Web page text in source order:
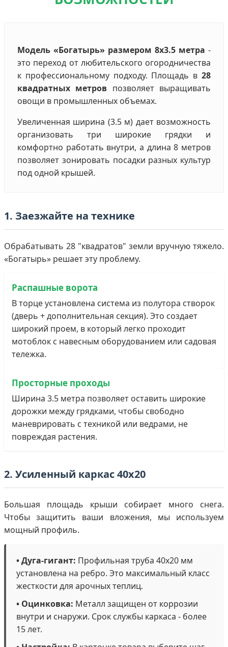
Модель «Богатырь» размером 8х3.5 метра -
это переход от любительского огородничества
к профессиональному подходу. Площадь в 28
квадратных метров позволяет выращивать
овощи в промышленных объемах.
Увеличенная ширина (3.5 м) дает возможность
организовать три широкие грядки и
комфортно работать внутри, а длина 8 метров
позволяет зонировать посадки разных культур
под одной крышей.
1. Заезжайте на технике
Обрабатывать 28 "квадратов" земли вручную тяжело.
«Богатырь» решает эту проблему.
Распашные ворота
В торце установлена система из полутора створок
(дверь + дополнительная секция). Это создает
широкий проем, в который легко проходит
мотоблок с навесным оборудованием или садовая
тележка.
Просторные проходы
Ширина 3.5 метра позволяет оставить широкие
дорожки между грядками, чтобы свободно
маневрировать с техникой или ведрами, не
повреждая растения.
2. Усиленный каркас 40х20
Большая площадь крыши собирает много снега.
Чтобы защитить ваши вложения, мы используем
мощный профиль.
• Дуга-гигант: Профильная труба 40х20 мм
установлена на ребро. Это максимальный класс
жесткости для арочных теплиц.
• Оцинковка: Металл защищен от коррозии
внутри и снаружи. Срок службы каркаса - более
15 лет.